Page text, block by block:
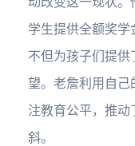
学生提供全额奖
不但为孩子们提
望。老詹利用自己
注教育公平，推
斜。